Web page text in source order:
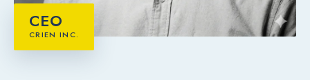
CEO
CRIEN INC.